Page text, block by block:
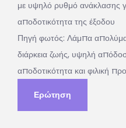
με υψηλό ρυθμό ανάκλασης
αποδοτικότητα της έξοδου
Πηγή φωτός: Λάμπα
διάρκεια ζωής, υψηλή
αποδοτικότητα και φιλική
Ερώτηση